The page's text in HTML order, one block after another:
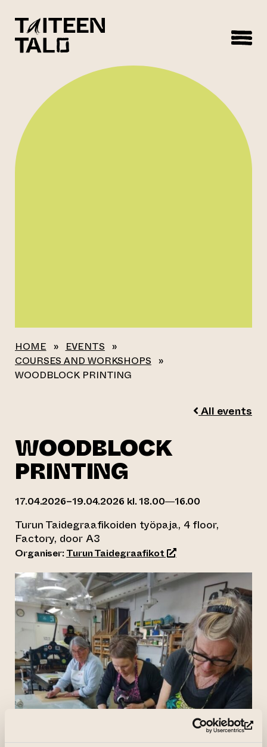
HOME » EVENTS »
COURSES AND WORKSHOPS »
WOODBLOCK PRINTING
All events
WOODBLOCK
PRINTING
17.04.2026–19.04.2026 kl. 18.00—16.00
Turun Taidegraafikoiden työpaja, 4 floor,
Factory, door A3
Organiser: Turun Taidegraafikot(opens an external